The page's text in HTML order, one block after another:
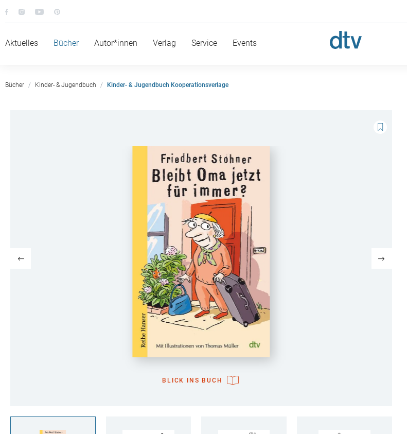
Aktuelles Bücher Autor*innen Verlag Service Events
Bücher Kinder- & Jugendbuch Kinder- & Jugendbuch Kooperationsverlage
BLICK INS BUCH